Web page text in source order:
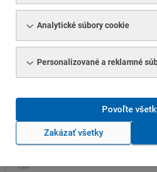
Značka ocele / materiál
16MnCr5 (1.7131) podľa EN 10084
Obdobná: 14 220, 14 220.0
TDP
Analytické súbory cookie
Personalizované a reklamné
Povoľte
Zakázať všetky